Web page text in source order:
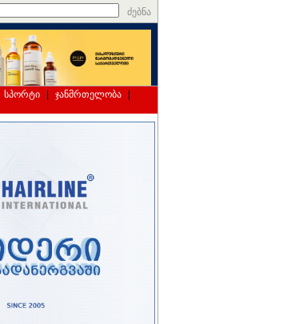
ძებნა
სპორტი ჯანმრთელობა